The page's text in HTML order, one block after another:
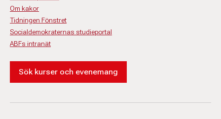
Om kakor
Tidningen Fönstret
Socialdemokraternas studieportal
ABFs intranät
Sök kurser och evenemang